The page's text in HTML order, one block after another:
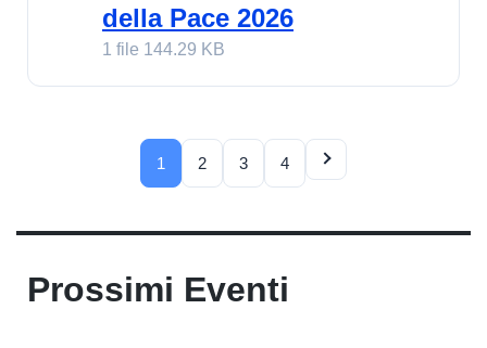
della Pace 2026
1 file 144.29 KB
1 2 3 4
Prossimi Eventi